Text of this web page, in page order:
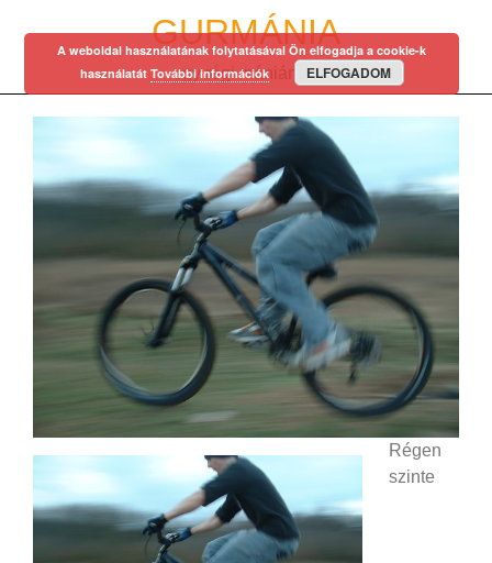
GURMÁNIA
egy régi mániám…
Régen
szinte
A weboldal használatának folytatásával Ön elfogadja a cookie-k
használatát További információk ELFOGADOM